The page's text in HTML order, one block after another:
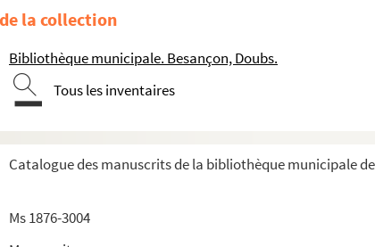
la collection
Bibliothèque municipale. Besançon, Doubs.
Tous les inventaires
Catalogue des manuscrits de la bibliothèque municipale
Ms 1876-3004
concernant principalement le Parlement et l'Université du
1422-1731
Comté
concernant la Franche-Comté du XIIIe au XVIIIe s
Comté. Dissertations et inventaires.
(Haute-Saône), canton de Combeaufontaine.